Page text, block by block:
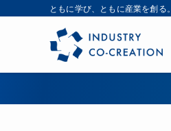
ともに学び、ともに産業を創る。